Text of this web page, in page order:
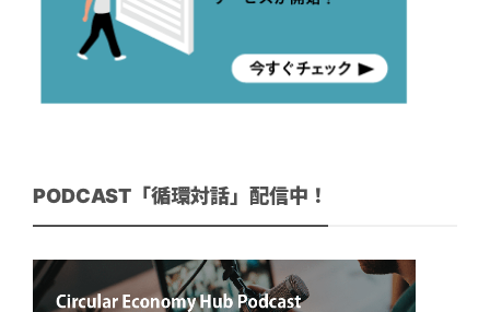
PODCAST「循環対話」配信中！